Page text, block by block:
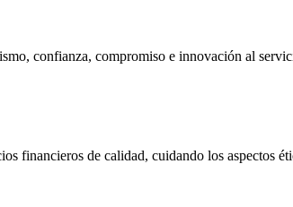
confianza, compromiso e innovación al
financieros de calidad, cuidando los aspectos